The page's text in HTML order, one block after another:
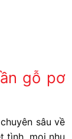
gỗ pơ
sâu về